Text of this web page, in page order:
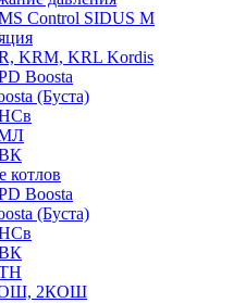
Control SIDUS M
KRM, KRL Kordis
Boosta
(Буста)
котлов
Boosta
(Буста)
2КОШ